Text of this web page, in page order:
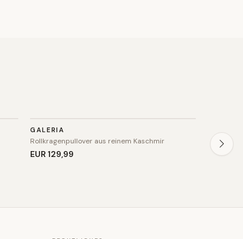
GALERIA
Rollkragenpullover aus reinem Kaschmir
EUR 129,99 EUR 129